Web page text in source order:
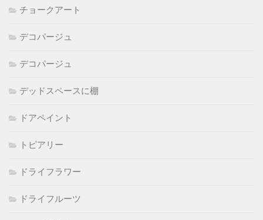
チョークアート
デコパージュ
デコパージュ
デッドスペースに棚
ドアペイント
トピアリー
ドライフラワー
ドライフルーツ